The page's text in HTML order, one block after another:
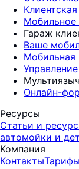
Клиентская
Мобильное
Гараж
Ваше
Мобильная
Онлайн-
Ресурсы
Статьи и
автомойки и
Компания
КонтактыТарифы